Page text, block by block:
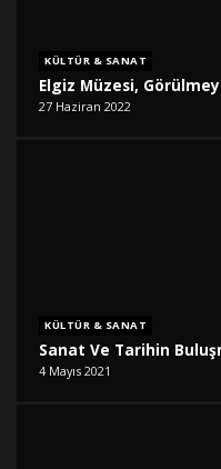
KÜLTÜR & SANAT
Elgiz Müzesi,
27 Haziran 2022
KÜLTÜR & SANAT
Sanat Ve Tarihin
4 Mayıs 2021